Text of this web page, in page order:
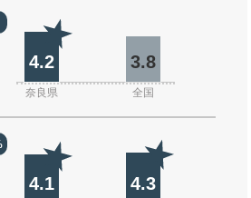
4.2 3.8
奈良県 全国
4.1 4.3